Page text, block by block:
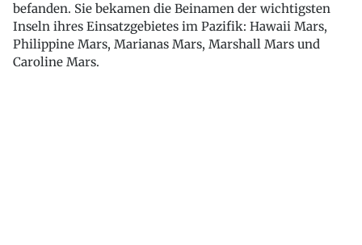
befanden. Sie bekamen die Beinamen der wichtigsten
Inseln ihres Einsatzgebietes im Pazifik: Hawaii Mars,
Philippine Mars, Marianas Mars, Marshall Mars und
Caroline Mars.